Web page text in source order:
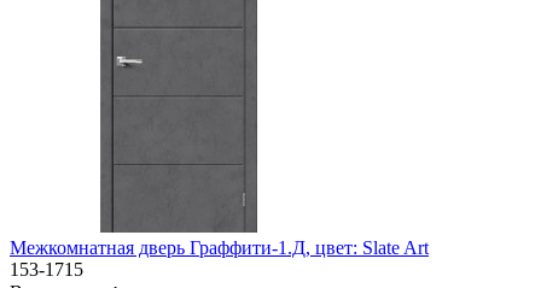
Межкомнатная дверь Граффити-1.Д, цвет: Slate Art
153-1715